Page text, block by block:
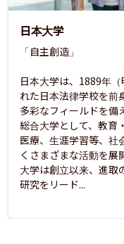
日本大学
「自主創造」
日本大学は、1889年
れた日本法律学校を前
多彩なフィールドを備
総合大学として、教育
医療、生涯学習等、社
くさまざまな活動を展
大学は創立以来、進取
研究をリード...